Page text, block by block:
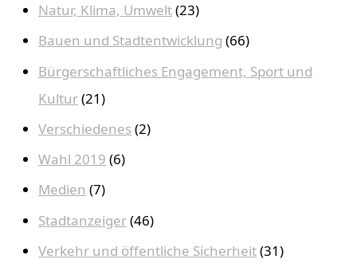
Natur, Klima, Umwelt(23)
Bauen und Stadtentwicklung (66)
Bürgerschaftliches Engagement, Sport und
Kultur(21)
Verschiedenes(2)
Wahl 2019 (6)
Medien (7)
Stadtanzeiger(46)
Verkehr und öffentliche Sicherheit(31)